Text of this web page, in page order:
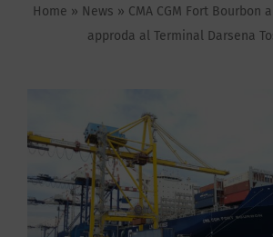
Home » News » CMA CGM Fort Bourbon
approda al Terminal Darsena
immagine